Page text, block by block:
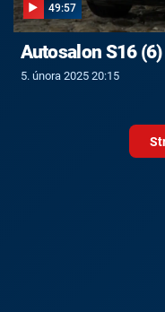
49:57
Autosalon S16 (6)
5. února 2025 20:15